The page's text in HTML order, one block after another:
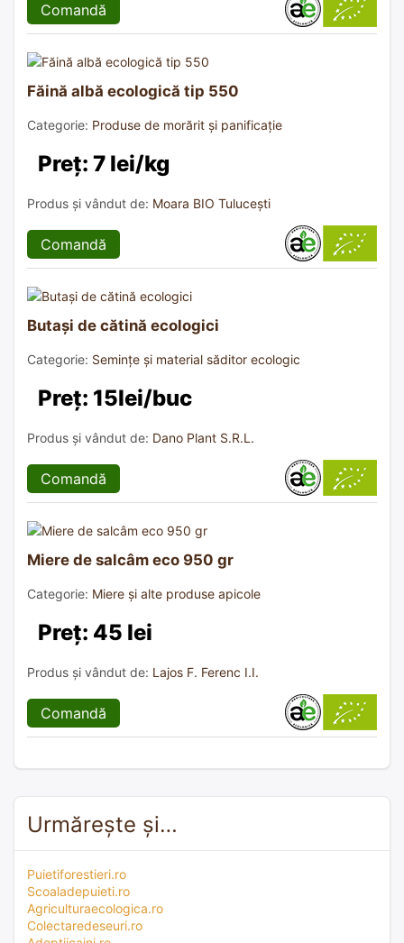
Comandă
Făină albă ecologică tip 550
Categorie: Produse de morărit și panificație
Preț: 7 lei/kg
Produs și vândut de: Moara BIO Tulucești
Comandă
Butași de cătină ecologici
Categorie: Semințe și material săditor ecologic
Preț: 15lei/buc
Produs și vândut de: Dano Plant S.R.L.
Comandă
Miere de salcâm eco 950 gr
Categorie: Miere și alte produse apicole
Preț: 45 lei
Produs și vândut de: Lajos F. Ferenc I.I.
Comandă
Urmărește și…
Puietiforestieri.ro
Scoaladepuieti.ro
Agriculturaecologica.ro
Colectaredeseuri.ro